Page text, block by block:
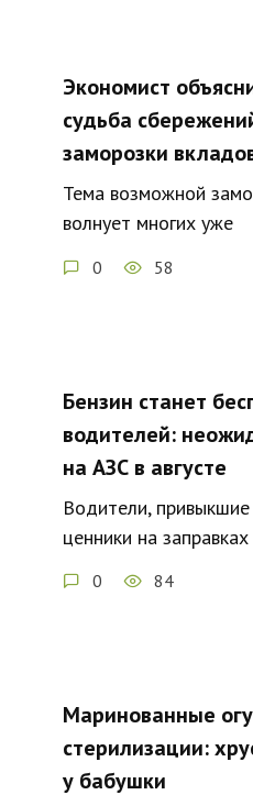
Экономист
судьба
заморозки
Тема возможной
волнует многих уже
0 58
Бензин станет
водителей:
на АЗС в августе
Водители,
ценники на заправках
0 84
Маринованные
стерилизации:
у бабушки